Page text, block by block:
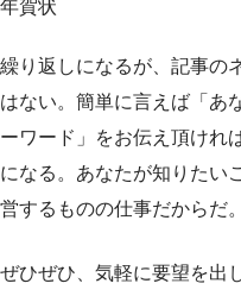
年賀状
繰り返しになるが、記事の
はない。簡単に言えば「あ
ーワード」をお伝え頂けれ
になる。あなたが知りたい
営するものの仕事だからだ。
ぜひぜひ、気軽に要望を出